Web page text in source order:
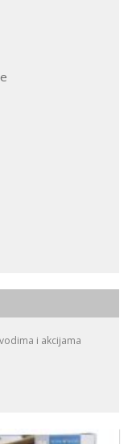
i akcijama